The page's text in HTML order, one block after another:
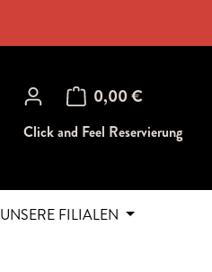
0,00 €
Warenkorb enthält 0
Click and Feel Reservierung
UNSERE FILIALEN